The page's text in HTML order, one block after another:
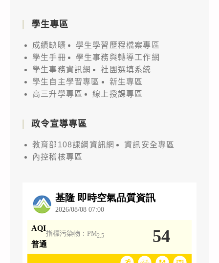
學生專區
成績缺曠
學生學習歷程檔案專區
學生手冊
學生事務與轉導工作網
學生事務資訊網
社團選填系統
學生自主學習專區
新生專區
高三升學專區
線上授課專區
政令宣導專區
教育部108課綱資訊網
資訊安全專區
內控稽核專區